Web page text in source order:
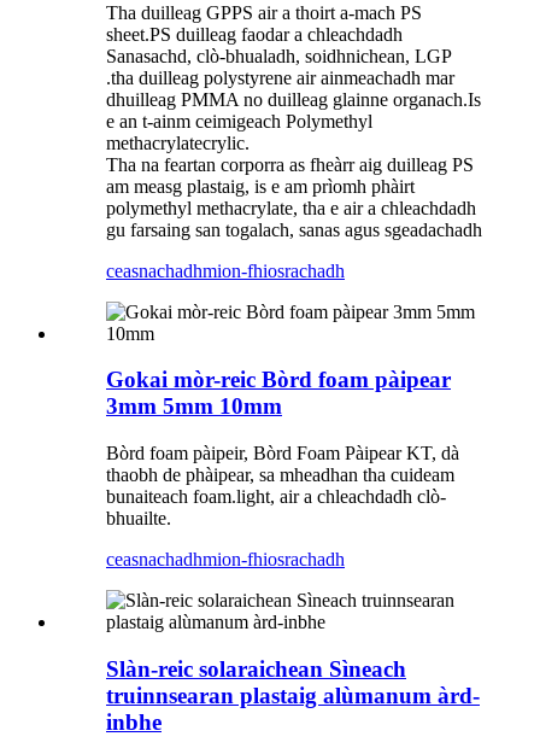
Tha duilleag GPPS air a thoirt a-mach PS
sheet.PS duilleag faodar a chleachdadh
Sanasachd, clò-bhualadh, soidhnichean, LGP
.tha duilleag polystyrene air ainmeachadh mar
dhuilleag PMMA no duilleag glainne organach.Is
e an t-ainm ceimigeach Polymethyl
methacrylatecrylic.
Tha na feartan corporra as fheàrr aig duilleag PS
am measg plastaig, is e am prìomh phàirt
polymethyl methacrylate, tha e air a chleachdadh
gu farsaing san togalach, sanas agus sgeadachadh
ceasnachadhmion-fhiosrachadh
Gokai mòr-reic Bòrd foam pàipear
3mm 5mm 10mm
Bòrd foam pàipeir, Bòrd Foam Pàipear KT, dà
thaobh de phàipear, sa mheadhan tha cuideam
bunaiteach foam.light, air a chleachdadh clò-
bhuailte.
ceasnachadhmion-fhiosrachadh
Slàn-reic solaraichean Sìneach
truinnsearan plastaig alùmanum àrd-
inbhe